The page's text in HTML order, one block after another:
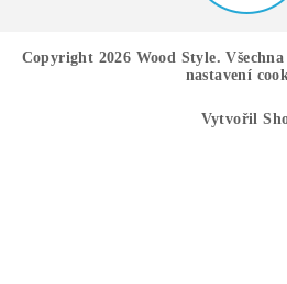
Copyright 2026 Wood Style.
nastavení
Vytvořil